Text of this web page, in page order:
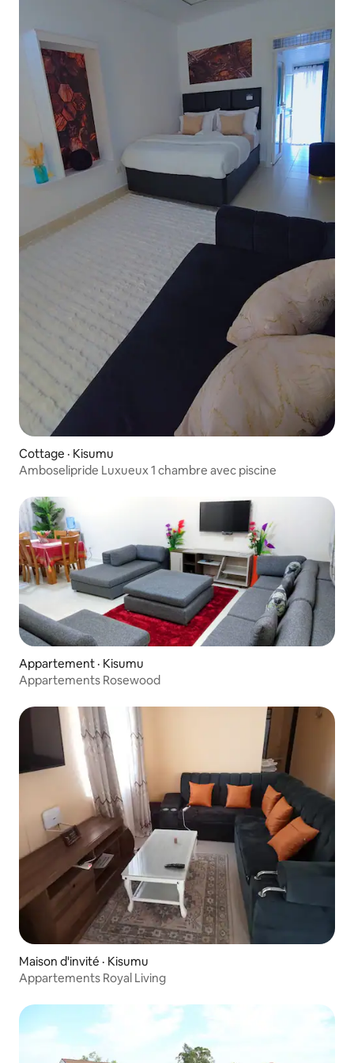
Cottage · Kisumu
Amboselipride Luxueux 1 chambre avec piscine
Appartement · Kisumu
Appartements Rosewood
Maison d'invité · Kisumu
Appartements Royal Living